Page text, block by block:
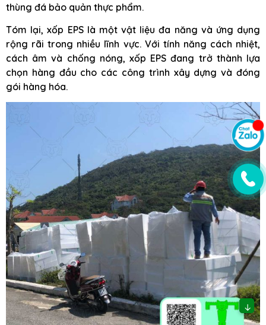
thùng đá bảo quản thực phẩm.
Tóm lại, xốp EPS là một vật liệu đa năng và ứng dụng
rộng rãi trong nhiều lĩnh vực. Với tính năng cách nhiệt,
cách âm và chống nóng, xốp EPS đang trở thành lựa
chọn hàng đầu cho các công trình xây dựng và đóng
gói hàng hóa.
↓